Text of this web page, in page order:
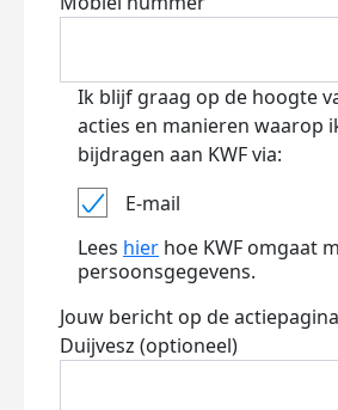
Ik blijf graag op de hoogte
acties en manieren waarop
bijdragen aan KWF via:
E-mail
Lees hier hoe KWF omgaat
persoonsgegevens.
Jouw bericht op de
Duijvesz (optioneel)